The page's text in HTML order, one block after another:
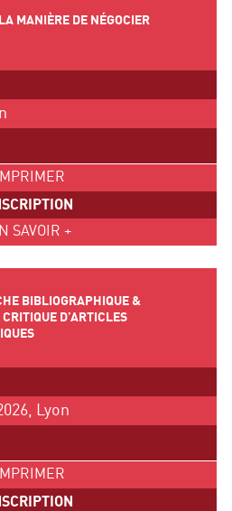
LA MANIÈRE DE NÉGOCIER
IMPRIMER
SAVOIR +
BIBLIOGRAPHIQUE &
D’ARTICLES
Lyon
IMPRIMER